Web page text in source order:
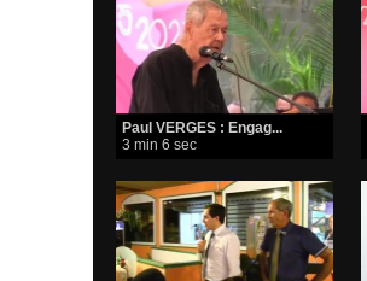
Paul VERGES : Engag...
3 min 6 sec